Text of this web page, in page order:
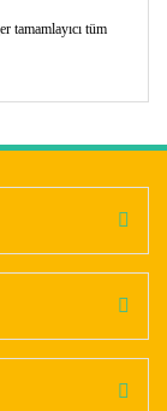
tamamlayıcı tüm